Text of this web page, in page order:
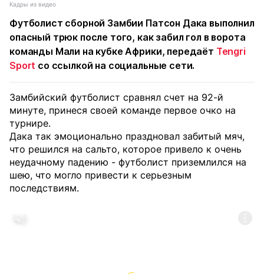
Кадры из видео
Футболист сборной Замбии Патсон Дака выполнил
опасный трюк после того, как забил гол в ворота
команды Мали на кубке Африки, передаёт Tengri
Sport со ссылкой на социальные сети.
Замбийский футболист сравнял счет на 92-й
минуте, принеся своей команде первое очко на
турнире.
Дака так эмоционально праздновал забитый мяч,
что решился на сальто, которое привело к очень
неудачному падению - футболист приземлился на
шею, что могло привести к серьезным
последствиям.